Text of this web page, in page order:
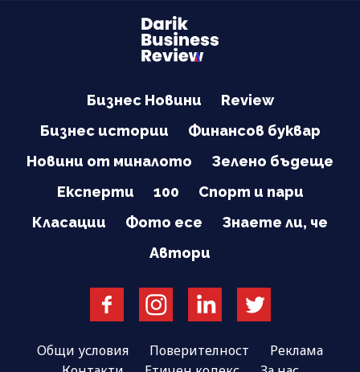
Бизнес Новини
Review
Бизнес истории
Финансов буквар
Новини от миналото
Зелено бъдеще
Експерти
100
Спорт и пари
Класации
Фото есе
Знаете ли, че
Автори
Общи условия Поверителност
Реклама